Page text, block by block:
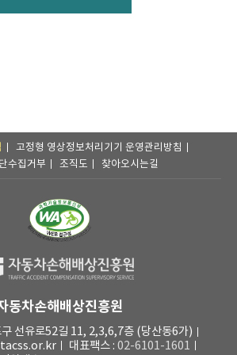
고정형 영상정보처리기기 운영관리방침
수집거부
조직도 찾아오시는길
동차손해배상진흥원
구 선유로52길 11, 2,3,6,7층 (당산동6가)
대표팩스 : 02-6101-1601